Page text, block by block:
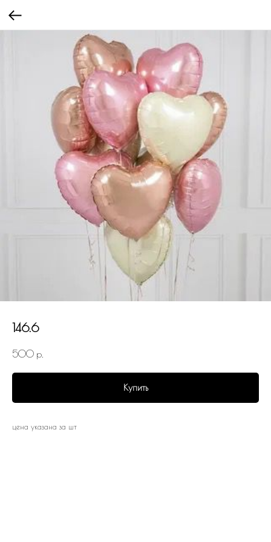
146.6
500 р.
Купить
цена указана за шт